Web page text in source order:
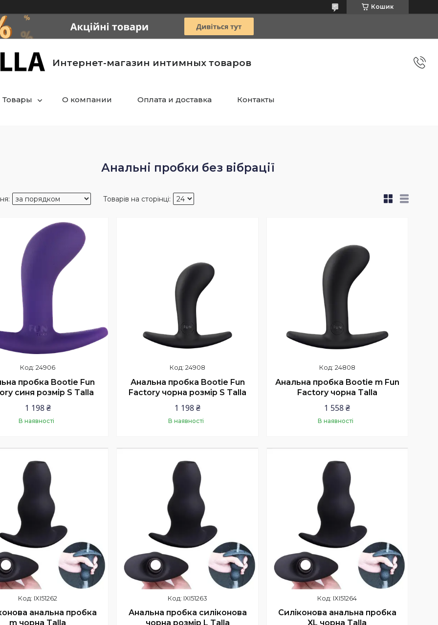
Кошик
Интернет-магазин интимных товаров
Товары О компании Оплата и доставка Контакты
Анальні пробки без вібрації
24906
пробка Bootie Fun
синя розмір S Talla
1 198 ₴
В наявності
24908
Анальна пробка Bootie Fun
Factory чорна розмір S Talla
1 198 ₴
В наявності
24808
Анальна пробка Bootie m Fun
Factory чорна Talla
1 558 ₴
В наявності
IXI51262
анальна пробка
m чорна Talla
IXI51263
Анальна пробка силіконова
чорна розмір L Talla
IXI51264
Силіконова анальна пробка
XL чорна Talla